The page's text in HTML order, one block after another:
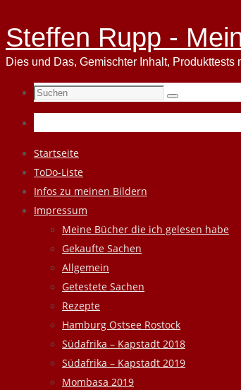
Steffen Rupp -
Dies und Das, Gemischter Inhalt,
Suchen
nach:
Suchen
Zum
Inhalt
springen
Startseite
ToDo-Liste
Infos zu meinen Bildern
Impressum
Meine Bücher die ich gelesen habe
Gekaufte Sachen
Allgemein
Getestete Sachen
Rezepte
Hamburg Ostsee Rostock
Südafrika – Kapstadt 2018
Südafrika – Kapstadt 2019
Mombasa 2019